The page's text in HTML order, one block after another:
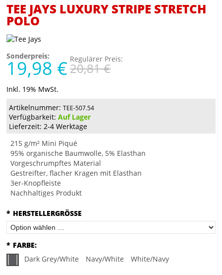
TEE JAYS LUXURY STRIPE STRETCH
POLO
Sonderpreis:
19,98 € Regulärer Preis:
20,81 €
Inkl. 19% MwSt.
Artikelnummer: TEE-507.54
Verfügbarkeit:Auf Lager
Lieferzeit: 2-4 Werktage
215 g/m² Mini Piqué
95% organische Baumwolle, 5% Elasthan
Vorgeschrumpftes Material
Gestreifter, flacher Kragen mit Elasthan
3er-Knopfleiste
Nachhaltiges Produkt
* HERSTELLERGRÖSSE
* FARBE:
Dark Grey/White
Navy/White White/Navy